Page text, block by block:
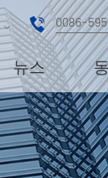
0086-
뉴스